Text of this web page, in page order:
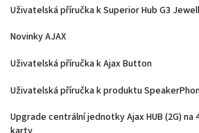
Uživatelská příručka k Superior Hub G3
Novinky AJAX
Uživatelská příručka k Ajax Button
Uživatelská příručka k produktu
Upgrade centrální jednotky Ajax HUB (2G) na